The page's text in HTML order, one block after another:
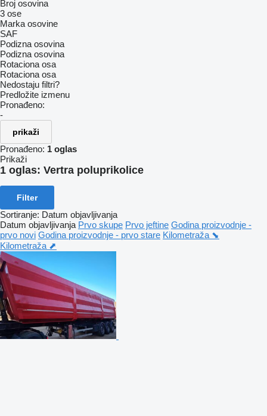
Broj osovina
3 ose
Marka osovine
SAF
Podizna osovina
Podizna osovina
Rotaciona osa
Rotaciona osa
Nedostaju filtri?
Predložite izmenu
Pronađeno:
-
prikaži
Pronađeno: 1 oglas
Prikaži
1 oglas: Vertra poluprikolice
Filter
Sortiranje: Datum objavljivanja
Datum objavljivanja Prvo skupe Prvo jeftine Godina proizvodnje -
prvo novi Godina proizvodnje - prvo stare Kilometraža ⬊
Kilometraža ⬈